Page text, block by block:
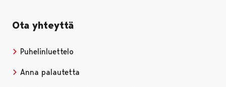
Ota yhteyttä
Puhelinluettelo
Anna palautetta